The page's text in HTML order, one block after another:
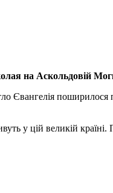
на Аскольдовій
Євангелія
у цій великій